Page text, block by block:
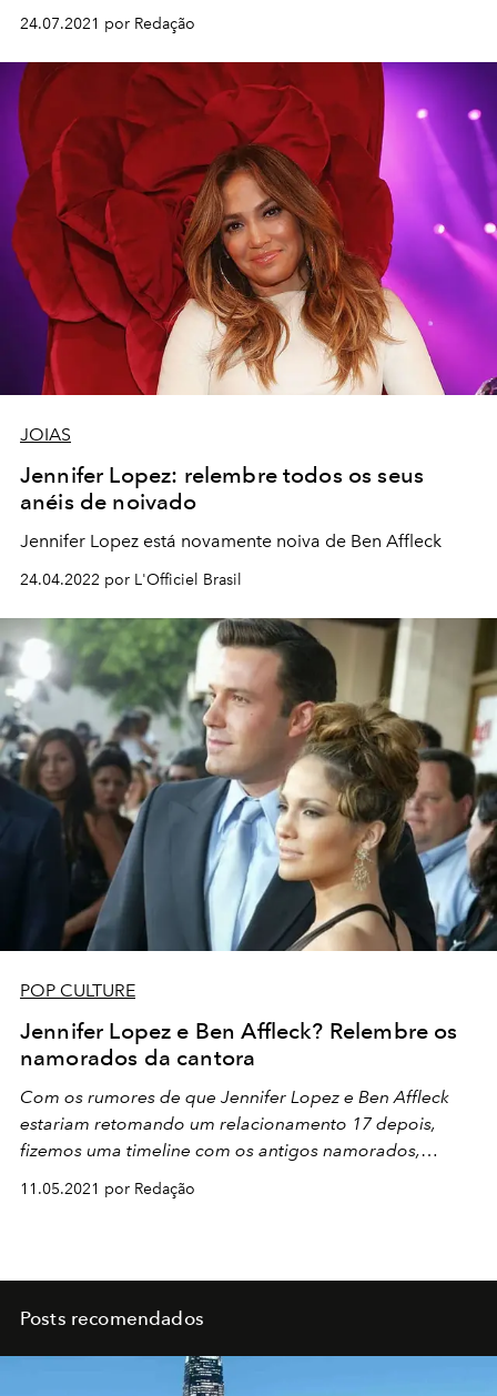
24.07.2021 por Redação
JOIAS
Jennifer Lopez: relembre todos os seus
anéis de noivado
Jennifer Lopez está novamente noiva de Ben Affleck
24.04.2022 por L'Officiel Brasil
POP CULTURE
Jennifer Lopez e Ben Affleck? Relembre os
namorados da cantora
Com os rumores de que Jennifer Lopez e Ben Affleck
estariam retomando um relacionamento 17 depois,
fizemos uma timeline com os antigos namorados,
11.05.2021 por Redação
Posts recomendados